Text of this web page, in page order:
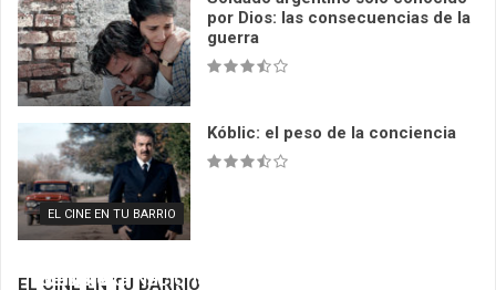
por Dios: las consecuencias de la
guerra
Kóblic: el peso de la conciencia
EL CINE EN TU BARRIO
EL CINE EN TU BARRIO
Biblioteca Nacional
EL CINE EN TU BARRIO
Matienzo
EL CINE EN TU BARRIO
del cine